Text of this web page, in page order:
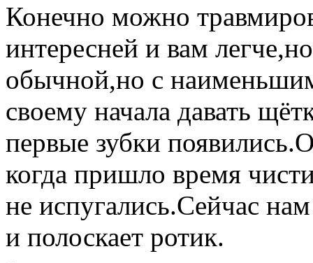
Конечно можно
интересней и вам
обычной,но с
своему начала давать
первые зубки
когда пришло время
не испугались.Сейчас
и полоскает ротик.